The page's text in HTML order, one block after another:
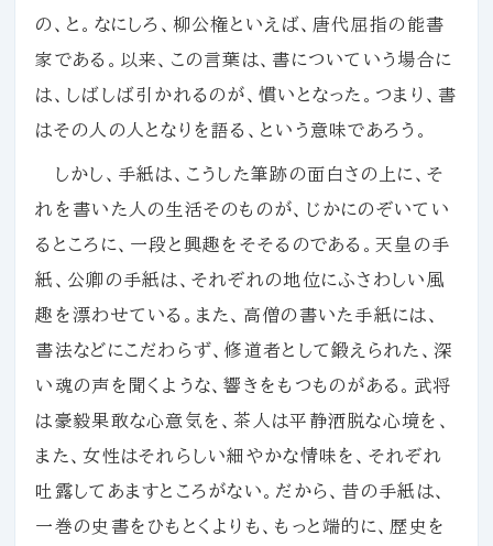
の、と。なにしろ、柳公権といえば、唐代屈指の能書
家である。以来、この言葉は、書についていう場合に
は、しばしば引かれるのが、慣いとなった。つまり、書
はその人の人となりを語る、という意味であろう。
しかし、手紙は、こうした筆跡の面白さの上に、そ
れを書いた人の生活そのものが、じかにのぞいてい
るところに、一段と興趣をそそるのである。天皇の手
紙、公卿の手紙は、それぞれの地位にふさわしい風
趣を漂わせている。また、高僧の書いた手紙には、
書法などにこだわらず、修道者として鍛えられた、深
い魂の声を聞くような、響きをもつものがある。武将
は豪毅果敢な心意気を、茶人は平静洒脱な心境を、
また、女性はそれらしい細やかな情味を、それぞれ
吐露してあますところがない。だから、昔の手紙は、
一巻の史書をひもとくよりも、もっと端的に、歴史を